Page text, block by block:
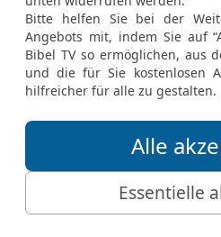
1. MOSE (GENESIS)
© 2000 Genfer
1 Mose 37 2 in der
family line.
Bilhah and the